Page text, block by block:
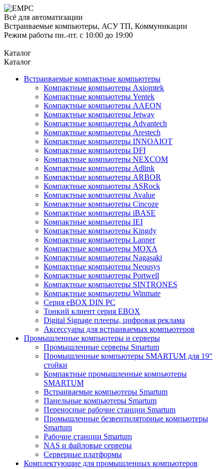
Всё для автоматизации
Встраиваемые компьютеры, АСУ ТП, Коммуникации
Режим работы пн.-пт. с 10:00 до 19:00
Каталог
Каталог
Встраиваемые компактные компьютеры
Компактные компьютеры Axiomtek
Компактные компьютеры Yentek
Компактные компьютеры AAEON
Компактные компьютеры Jetway
Компактные компьютеры Advantech
Компактные компьютеры Arestech
Компактные компьютеры INNOAIOT
Компактные компьютеры DFI
Компактные компьютеры NEXCOM
Компактные компьютеры Adlink
Компактные компьютеры ARBOR
Компактные компьютеры ASRock
Компактные компьютеры Avalue
Компактные компьютеры Cincoze
Компактные компьютеры iBASE
Компактные компьютеры IEI
Компактные компьютеры Kingdy
Компактные компьютеры Lanner
Компактные компьютеры MOXA
Компактные компьютеры Nagasaki
Компактные компьютеры Neousys
Компактные компьютеры Portwell
Компактные компьютеры SINTRONES
Компактные компьютеры Winmate
Серия eBOX DIN PC
Тонкий клиент серия EBOX
Digital Signage плееры, цифровая реклама
Аксессуары для встраиваемых компьютеров
Промышленные компьютеры и серверы
Промышленные серверы Smartum
Промышленные компьютеры SMARTUM для 19"
стойки
Компактные промышленные компьютеры
SMARTUM
Встраиваемые компьютеры Smartum
Панельные компьютеры Smartum
Переносные рабочие станции Smartum
Промышленные безвентиляторные компьютеры
Smartum
Рабочие станции Smartum
NAS и файловые серверы
Серверные платформы
Комплектующие для промышленных компьютеров